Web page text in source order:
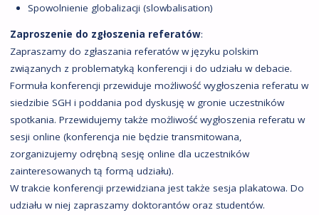
Spowolnienie globalizacji (slowbalisation)
Zaproszenie do zgłoszenia referatów:
Zapraszamy do zgłaszania referatów w języku polskim
związanych z problematyką konferencji i do udziału w debacie.
Formuła konferencji przewiduje możliwość wygłoszenia referatu w
siedzibie SGH i poddania pod dyskusję w gronie uczestników
spotkania. Przewidujemy także możliwość wygłoszenia referatu w
sesji online (konferencja nie będzie transmitowana,
zorganizujemy odrębną sesję online dla uczestników
zainteresowanych tą formą udziału).
W trakcie konferencji przewidziana jest także sesja plakatowa. Do
udziału w niej zapraszamy doktorantów oraz studentów.